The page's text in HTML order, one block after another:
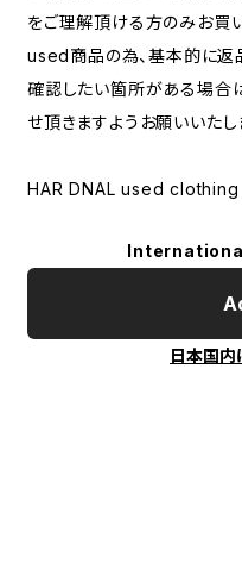
をご理解頂ける方のみお買
used商品の為、基本的に返
確認したい箇所がある場合
せ頂きますようお願いいたし
HAR DNAL used clothing
日本国内